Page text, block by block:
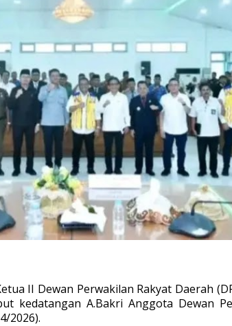
II Dewan Perwakilan Rakyat Daerah
kedatangan A.Bakri Anggota Dewan
2026).